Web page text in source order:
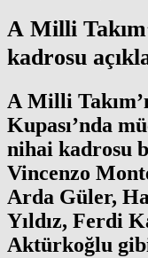
A Milli
kadrosu
A Milli
Kupası’nda
nihai kadrosu
Vincenzo
Arda Güler,
Yıldız, Ferdi
Aktürkoğlu